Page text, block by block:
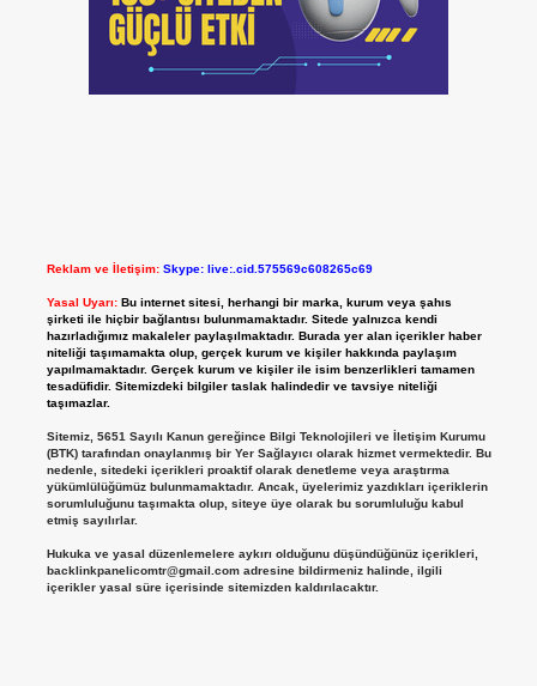
Reklam ve İletişim: Skype: live:.cid.575569c608265c69
Yasal Uyarı: Bu internet sitesi, herhangi bir marka, kurum veya şahıs
şirketi ile hiçbir bağlantısı bulunmamaktadır. Sitede yalnızca kendi
hazırladığımız makaleler paylaşılmaktadır. Burada yer alan içerikler haber
niteliği taşımamakta olup, gerçek kurum ve kişiler hakkında paylaşım
yapılmamaktadır. Gerçek kurum ve kişiler ile isim benzerlikleri tamamen
tesadüfidir. Sitemizdeki bilgiler taslak halindedir ve tavsiye niteliği
taşımazlar.
Sitemiz, 5651 Sayılı Kanun gereğince Bilgi Teknolojileri ve İletişim Kurumu
(BTK) tarafından onaylanmış bir Yer Sağlayıcı olarak hizmet vermektedir. Bu
nedenle, sitedeki içerikleri proaktif olarak denetleme veya araştırma
yükümlülüğümüz bulunmamaktadır. Ancak, üyelerimiz yazdıkları içeriklerin
sorumluluğunu taşımakta olup, siteye üye olarak bu sorumluluğu kabul
etmiş sayılırlar.
Hukuka ve yasal düzenlemelere aykırı olduğunu düşündüğünüz içerikleri,
backlinkpanelicomtr@gmail.comadresine bildirmeniz halinde, ilgili
içerikler yasal süre içerisinde sitemizden kaldırılacaktır.